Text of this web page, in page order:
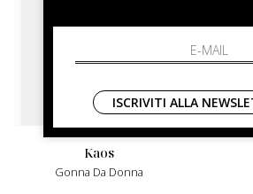
kaos
Gonna Da Donna
ISCRIVITI ALLA